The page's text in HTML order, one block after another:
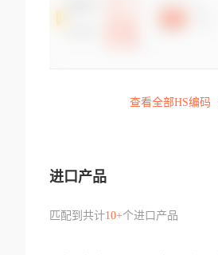
查看全部HS编码
进口产品
匹配到共计10+个进口产品